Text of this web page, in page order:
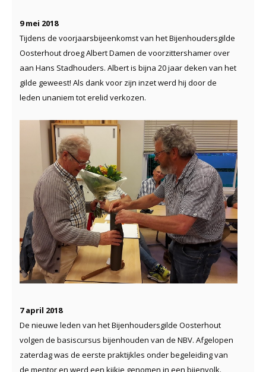
9 mei 2018
Tijdens de voorjaarsbijeenkomst van het Bijenhoudersgilde
Oosterhout droeg Albert Damen de voorzittershamer over
aan Hans Stadhouders. Albert is bijna 20 jaar deken van het
gilde geweest! Als dank voor zijn inzet werd hij door de
leden unaniem tot erelid verkozen.
7 april 2018
De nieuwe leden van het Bijenhoudersgilde Oosterhout
volgen de basiscursus bijenhouden van de NBV. Afgelopen
zaterdag was de eerste praktijkles onder begeleiding van
de mentor en werd een kijkje genomen in een bijenvolk.